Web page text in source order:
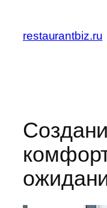
содержимому
restaurantbiz.ru